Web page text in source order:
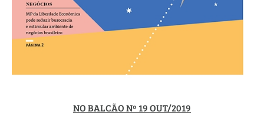
NO BALCÃO Nº 19 OUT/2019